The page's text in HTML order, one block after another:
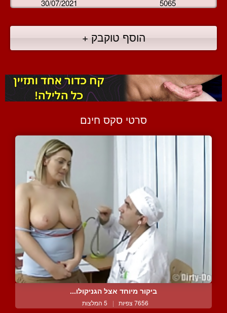
30/07/2021 5065
הוסף טוקבק +
סרטי סקס חינם
ביקור מיוחד אצל הגניקולו...
7656 צפיות | 5 המלצות